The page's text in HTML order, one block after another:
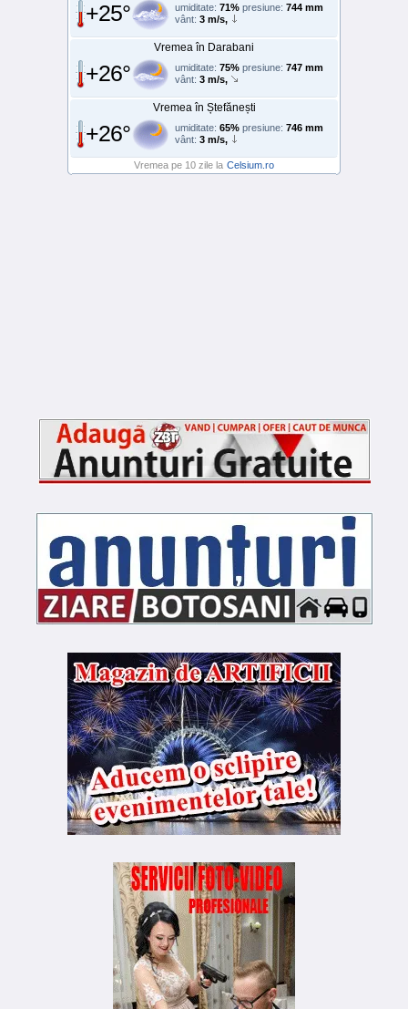
+25° umiditate: 71% presiune: 744 mm
vânt: 3 m/s,
Vremea în Darabani
+26° umiditate: 75% presiune: 747 mm
vânt: 3 m/s,
Vremea în Ștefănești
+26° umiditate: 65% presiune: 746 mm
vânt: 3 m/s,
Vremea pe 10 zile la Celsium.ro